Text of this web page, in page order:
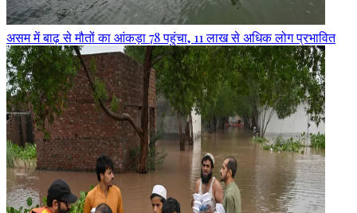
असम में बाढ़ से मौतों का आंकड़ा 78 पहुंचा, 11 लाख से अधिक लोग प्रभावित